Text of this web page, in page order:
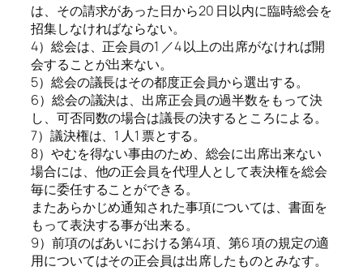
は、その請求があった日から20 日以内に臨時総会を
招集しなければならない。
4）総会は、正会員の1 ／4 以上の出席がなければ開
会することが出来ない。
5）総会の議長はその都度正会員から選出する。
6）総会の議決は、出席正会員の過半数をもって決
し、可否同数の場合は議長の決するところによる。
7）議決権は、1 人1 票とする。
8）やむを得ない事由のため、総会に出席出来ない
場合には、他の正会員を代理人として表決権を総会
毎に委任することができる。
またあらかじめ通知された事項については、書面を
もって表決する事が出来る。
9）前項のばあいにおける第4 項、第6 項の規定の適
用についてはその正会員は出席したものとみなす。